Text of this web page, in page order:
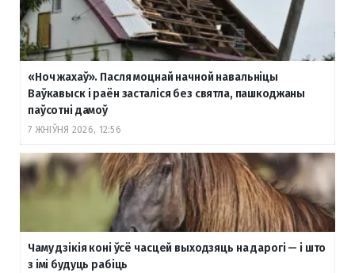
«Ноч жахаў». Пасля моцнай начной навальніцы
Ваўкавыск і раён засталіся без святла, пашкоджаны
паўсотні дамоў
7 ЖНІЎНЯ 2026, 12:56
Чаму дзікія коні ўсё часцей выходзяць на дарогі — і што
з імі будуць рабіць